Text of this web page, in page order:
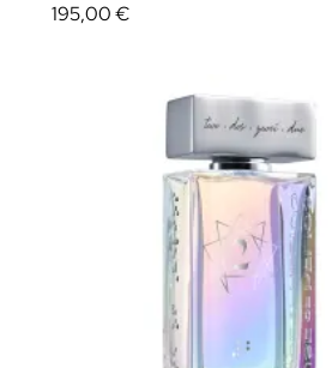
195,00 €